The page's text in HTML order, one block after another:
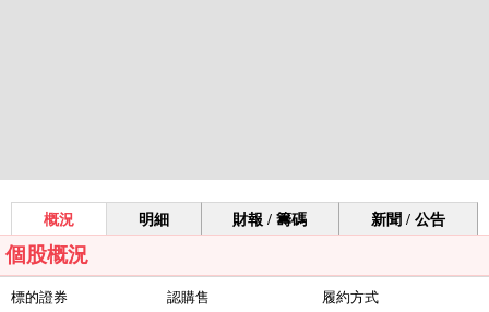
概況 明細 財報 / 籌碼 新聞 / 公告
個股概況
標的證券 認購售 履約方式